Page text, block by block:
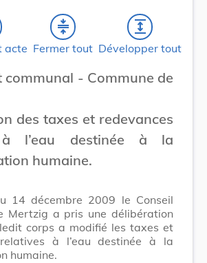
acte
compress
Fermer tout
expand
Développer tout
communal - Commune de
des taxes et redevances
à l’eau destinée à la
humaine.
14 décembre 2009 le Conseil
Mertzig a pris une délibération
corps a modifié les taxes et
à l’eau destinée à la
humaine.